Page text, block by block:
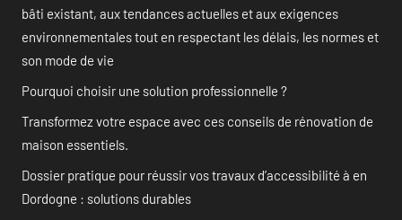
bâti existant, aux tendances actuelles et aux exigences
environnementales tout en respectant les délais, les normes et
son mode de vie
Pourquoi choisir une solution professionnelle ?
Transformez votre espace avec ces conseils de rénovation de
maison essentiels.
Dossier pratique pour réussir vos travaux d’accessibilité à en
Dordogne : solutions durables